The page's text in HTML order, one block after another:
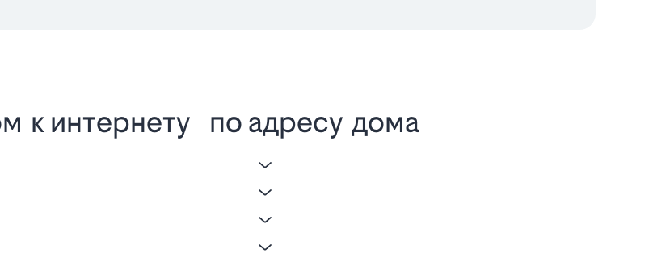
к интернету по адресу дома